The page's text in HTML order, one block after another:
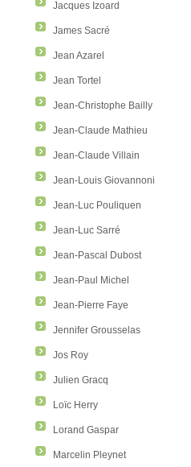
Jacques Izoard
James Sacré
Jean Azarel
Jean Tortel
Jean-Christophe Bailly
Jean-Claude Mathieu
Jean-Claude Villain
Jean-Louis Giovannoni
Jean-Luc Pouliquen
Jean-Luc Sarré
Jean-Pascal Dubost
Jean-Paul Michel
Jean-Pierre Faye
Jennifer Grousselas
Jos Roy
Julien Gracq
Loïc Herry
Lorand Gaspar
Marcelin Pleynet